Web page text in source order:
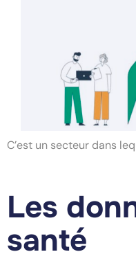
C’est un secteur dans
Les
santé